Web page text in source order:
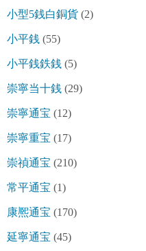
小型5銭白銅貨 (2)
小平銭 (55)
小平銭鉄銭 (5)
崇寧当十銭 (29)
崇寧通宝 (12)
崇寧重宝 (17)
崇禎通宝 (210)
常平通宝 (1)
康熈通宝 (170)
延寧通宝 (45)